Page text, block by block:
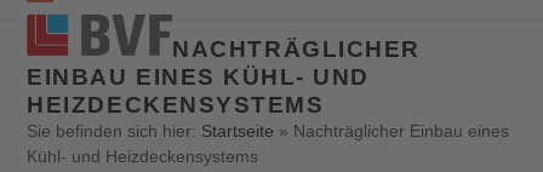
Open
mobile
menu
Close
mobile
menu
NACHTRÄGLICHER
EINBAU EINES KÜHL- UND
HEIZDECKENSYSTEMS
Sie befinden sich hier: Startseite » Nachträglicher Einbau eines
Kühl- und Heizdeckensystems